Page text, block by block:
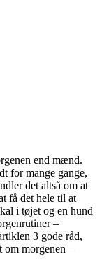
end mænd.
for mange gange,
det altså om at
få det hele til at
i tøjet og en hund
–
3 gode råd,
om morgenen –